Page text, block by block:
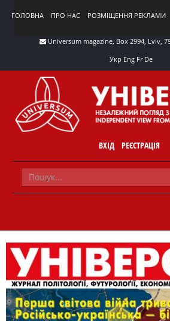
ГОЛОВНА ПРО НАС РОЗМІЩЕННЯ РЕКЛАМИ
Universum magazine, Box 2994, Lviv,
Укр Eng Fr De
ВХІД РЕЄСТРАЦІЯ